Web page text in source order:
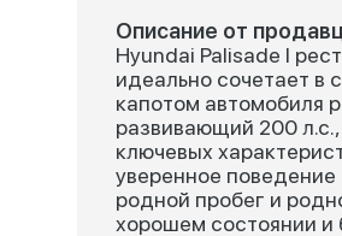
Описание от
Hyundai Palisade I
идеально сочетает в
капотом автомобиля
развивающий 200
ключевых
уверенное
родной пробег и
хорошем состоянии и